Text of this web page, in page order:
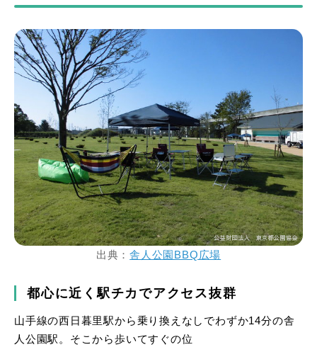
出典：舎人公園BBQ広場
都心に近く駅チカでアクセス抜群
山手線の西日暮里駅から乗り換えなしでわずか14分の舎
人公園駅。そこから歩いてすぐの位